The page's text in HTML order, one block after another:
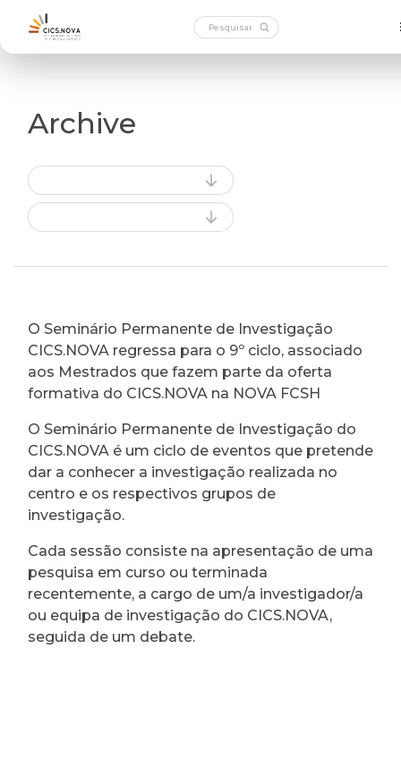
Archive
O Seminário Permanente de Investigação
CICS.NOVA regressa para o 9º ciclo, associado
aos Mestrados que fazem parte da oferta
formativa do CICS.NOVA na NOVA FCSH
O Seminário Permanente de Investigação do
CICS.NOVA é um ciclo de eventos que pretende
dar a conhecer a investigação realizada no
centro e os respectivos grupos de
investigação.
Cada sessão consiste na apresentação de uma
pesquisa em curso ou terminada
recentemente, a cargo de um/a investigador/a
ou equipa de investigação do CICS.NOVA,
seguida de um debate.